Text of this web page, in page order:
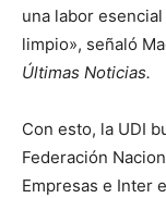
una labor
limpio», señaló
Últimas Noticias.
Con esto, la UDI
Federación
Empresas e Inter